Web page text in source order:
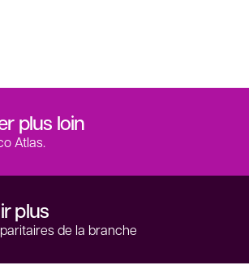
plus loin
Atlas.
plus
de la branche